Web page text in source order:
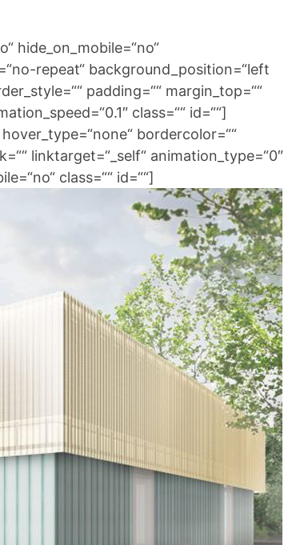
hide_on_mobile=“no“
repeat“ background_position=“left
padding=““ margin_top=““
class=““ id=““]
bordercolor=““
linktarget=“_self“ animation_type=“0″
class=““ id=““]